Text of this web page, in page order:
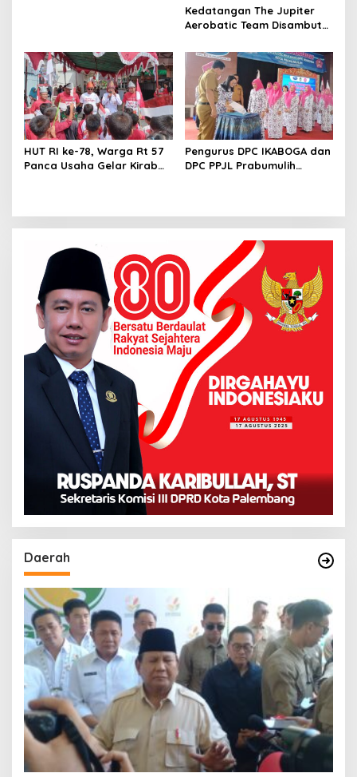
Kedatangan The Jupiter
Aerobatic Team Disambut
Palembang
HUT RI ke-78, Warga Rt 57
Panca Usaha Gelar Kirab
Pengurus DPC IKABOGA dan
DPC PPJL Prabumulih
Daerah